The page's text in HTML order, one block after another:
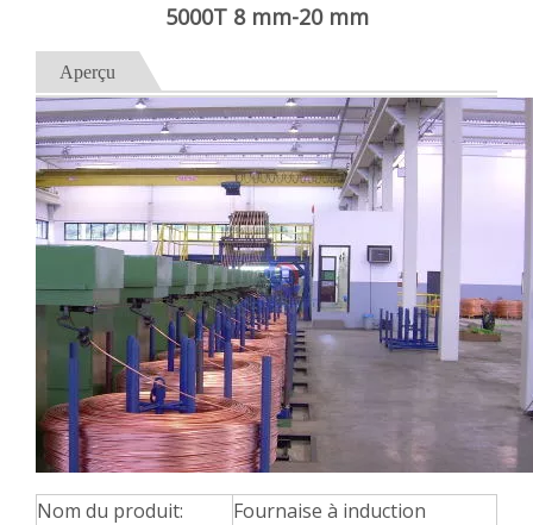
5000T 8 mm-20 mm
Aperçu
Nom du produit:
Fournaise à induction